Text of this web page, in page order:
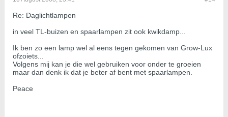
Re: Daglichtlampen
in veel TL-buizen en spaarlampen zit ook kwikdamp...
Ik ben zo een lamp wel al eens tegen gekomen van Grow-Lux
ofzoiets...
Volgens mij kan je die wel gebruiken voor onder te groeien
maar dan denk ik dat je beter af bent met spaarlampen.
Peace